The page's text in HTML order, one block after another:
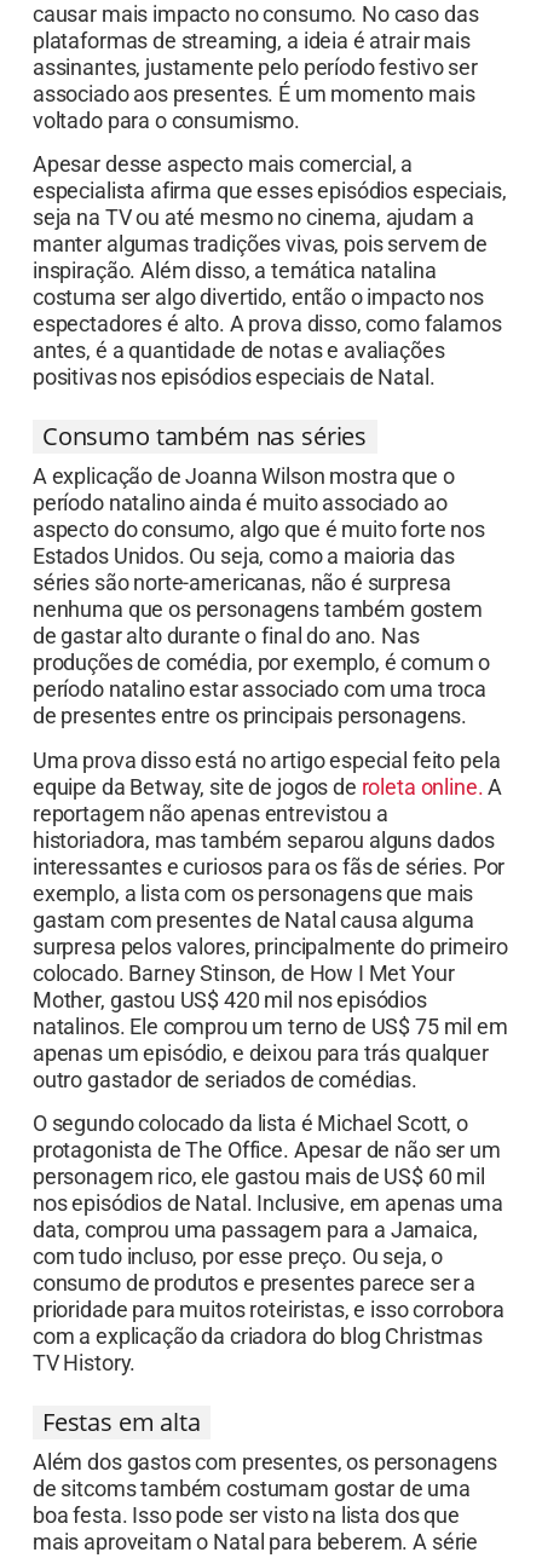
causar mais impacto no consumo. No caso das
plataformas de streaming, a ideia é atrair mais
assinantes, justamente pelo período festivo ser
associado aos presentes. É um momento mais
voltado para o consumismo.
Apesar desse aspecto mais comercial, a
especialista afirma que esses episódios especiais,
seja na TV ou até mesmo no cinema, ajudam a
manter algumas tradições vivas, pois servem de
inspiração. Além disso, a temática natalina
costuma ser algo divertido, então o impacto nos
espectadores é alto. A prova disso, como falamos
antes, é a quantidade de notas e avaliações
positivas nos episódios especiais de Natal.
Consumo também nas séries
A explicação de Joanna Wilson mostra que o
período natalino ainda é muito associado ao
aspecto do consumo, algo que é muito forte nos
Estados Unidos. Ou seja, como a maioria das
séries são norte-americanas, não é surpresa
nenhuma que os personagens também gostem
de gastar alto durante o final do ano. Nas
produções de comédia, por exemplo, é comum o
período natalino estar associado com uma troca
de presentes entre os principais personagens.
Uma prova disso está no artigo especial feito pela
equipe da Betway, site de jogos de roleta online.A
reportagem não apenas entrevistou a
historiadora, mas também separou alguns dados
interessantes e curiosos para os fãs de séries. Por
exemplo, a lista com os personagens que mais
gastam com presentes de Natal causa alguma
surpresa pelos valores, principalmente do primeiro
colocado. Barney Stinson, de How I Met Your
Mother, gastou US$ 420 mil nos episódios
natalinos. Ele comprou um terno de US$ 75 mil em
apenas um episódio, e deixou para trás qualquer
outro gastador de seriados de comédias.
O segundo colocado da lista é Michael Scott, o
protagonista de The Office. Apesar de não ser um
personagem rico, ele gastou mais de US$ 60 mil
nos episódios de Natal. Inclusive, em apenas uma
data, comprou uma passagem para a Jamaica,
com tudo incluso, por esse preço. Ou seja, o
consumo de produtos e presentes parece ser a
prioridade para muitos roteiristas, e isso corrobora
com a explicação da criadora do blog Christmas
TV History.
Festas em alta
Além dos gastos com presentes, os personagens
de sitcoms também costumam gostar de uma
boa festa. Isso pode ser visto na lista dos que
mais aproveitam o Natal para beberem. A série